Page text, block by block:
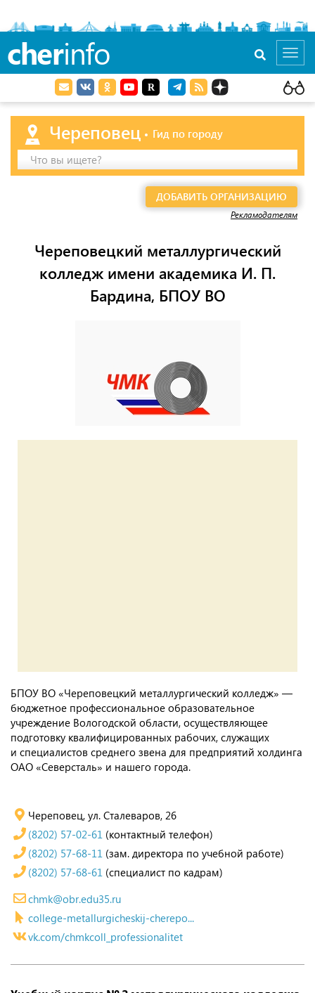
cherinfo
Череповец
Гид по городу
Что вы ищете?
ДОБАВИТЬ ОРГАНИЗАЦИЮ
Рекламодателям
Череповецкий металлургический
колледж имени академика И. П.
Бардина, БПОУ ВО
БПОУ ВО «Череповецкий металлургический колледж» —
бюджетное профессиональное образовательное
учреждение Вологодской области, осуществляющее
подготовку квалифицированных рабочих, служащих
и специалистов среднего звена для предприятий холдинга
ОАО «Северсталь» и нашего города.
Череповец, ул. Сталеваров, 26
(8202) 57-02-61 (контактный телефон)
(8202) 57-68-11 (зам. директора по учебной работе)
(8202) 57-68-61 (специалист по кадрам)
chmk@obr.edu35.ru
college-metallurgicheskij-cherepo...
vk.com/chmkcoll_professionalitet